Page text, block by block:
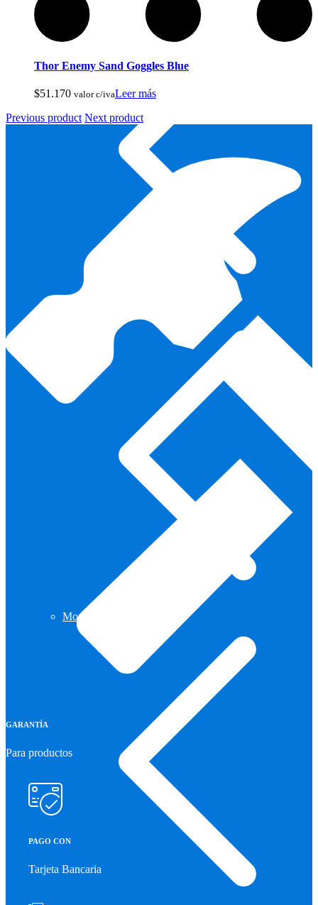
Reels De Pesca Abu Garcia
Monturas para Caballo
Thor Enemy Sand Goggles Blue
$51.170 valor c/ivaLeer más
Previous product Next product
GARANTÍA
Para productos
PAGO CON
Tarjeta Bancaria